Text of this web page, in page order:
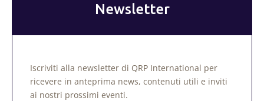
Newsletter
Iscriviti alla newsletter di QRP International per
ricevere in anteprima news, contenuti utili e inviti
ai nostri prossimi eventi.